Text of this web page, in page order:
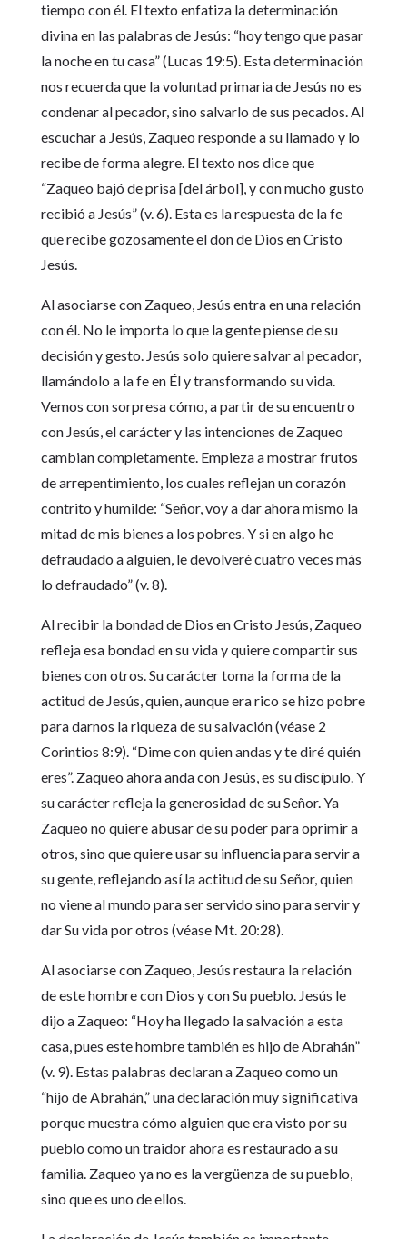
tiempo con él. El texto enfatiza la determinación
divina en las palabras de Jesús: “hoy tengo que pasar
la noche en tu casa” (Lucas 19:5). Esta determinación
nos recuerda que la voluntad primaria de Jesús no es
condenar al pecador, sino salvarlo de sus pecados. Al
escuchar a Jesús, Zaqueo responde a su llamado y lo
recibe de forma alegre. El texto nos dice que
“Zaqueo bajó de prisa [del árbol], y con mucho gusto
recibió a Jesús” (v. 6). Esta es la respuesta de la fe
que recibe gozosamente el don de Dios en Cristo
Jesús.
Al asociarse con Zaqueo, Jesús entra en una relación
con él. No le importa lo que la gente piense de su
decisión y gesto. Jesús solo quiere salvar al pecador,
llamándolo a la fe en Él y transformando su vida.
Vemos con sorpresa cómo, a partir de su encuentro
con Jesús, el carácter y las intenciones de Zaqueo
cambian completamente. Empieza a mostrar frutos
de arrepentimiento, los cuales reflejan un corazón
contrito y humilde: “Señor, voy a dar ahora mismo la
mitad de mis bienes a los pobres. Y si en algo he
defraudado a alguien, le devolveré cuatro veces más
lo defraudado” (v. 8).
Al recibir la bondad de Dios en Cristo Jesús, Zaqueo
refleja esa bondad en su vida y quiere compartir sus
bienes con otros. Su carácter toma la forma de la
actitud de Jesús, quien, aunque era rico se hizo pobre
para darnos la riqueza de su salvación (véase 2
Corintios 8:9). “Dime con quien andas y te diré quién
eres”. Zaqueo ahora anda con Jesús, es su discípulo. Y
su carácter refleja la generosidad de su Señor. Ya
Zaqueo no quiere abusar de su poder para oprimir a
otros, sino que quiere usar su influencia para servir a
su gente, reflejando así la actitud de su Señor, quien
no viene al mundo para ser servido sino para servir y
dar Su vida por otros (véase Mt. 20:28).
Al asociarse con Zaqueo, Jesús restaura la relación
de este hombre con Dios y con Su pueblo. Jesús le
dijo a Zaqueo: “Hoy ha llegado la salvación a esta
casa, pues este hombre también es hijo de Abrahán”
(v. 9). Estas palabras declaran a Zaqueo como un
“hijo de Abrahán,” una declaración muy significativa
porque muestra cómo alguien que era visto por su
pueblo como un traidor ahora es restaurado a su
familia. Zaqueo ya no es la vergüenza de su pueblo,
sino que es uno de ellos.